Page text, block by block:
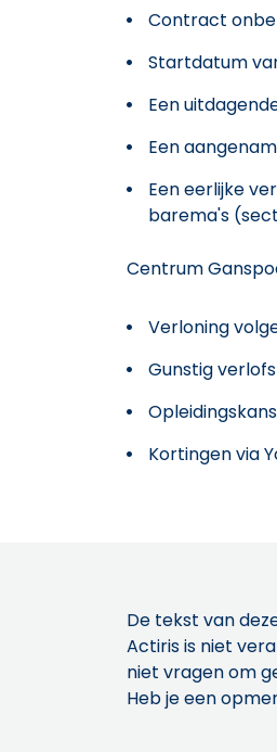
Contract
Startdatum
Een
Een
Een eerlijke
barema's
Centrum
Verloning
Gunstig
Kortingen via
De tekst van
Actiris is niet
niet vragen om
Heb je een